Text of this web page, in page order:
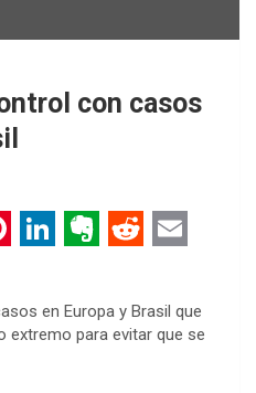
con casos
i
n
v
e
e
d
m
a
en Europa y Brasil que
extremo para evitar que se